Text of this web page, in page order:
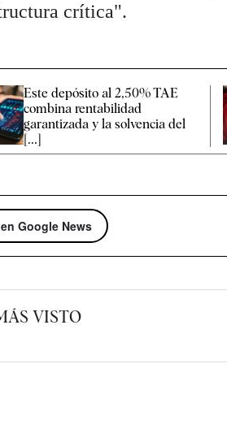
crítica".
Este depósito al 2,50% TAE
combina rentabilidad
garantizada y la solvencia del
[...]
Google News
VISTO